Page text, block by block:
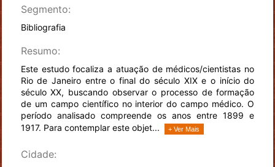
Segmento:
Bibliografia
Resumo:
Este estudo focaliza a atuação de médicos/cientistas no
Rio de Janeiro entre o final do século XIX e o início do
século XX, buscando observar o processo de formação
de um campo científico no interior do campo médico. O
período analisado compreende os anos entre 1899 e
1917. Para contemplar este objet...
+ Ver Mais
Cidade: